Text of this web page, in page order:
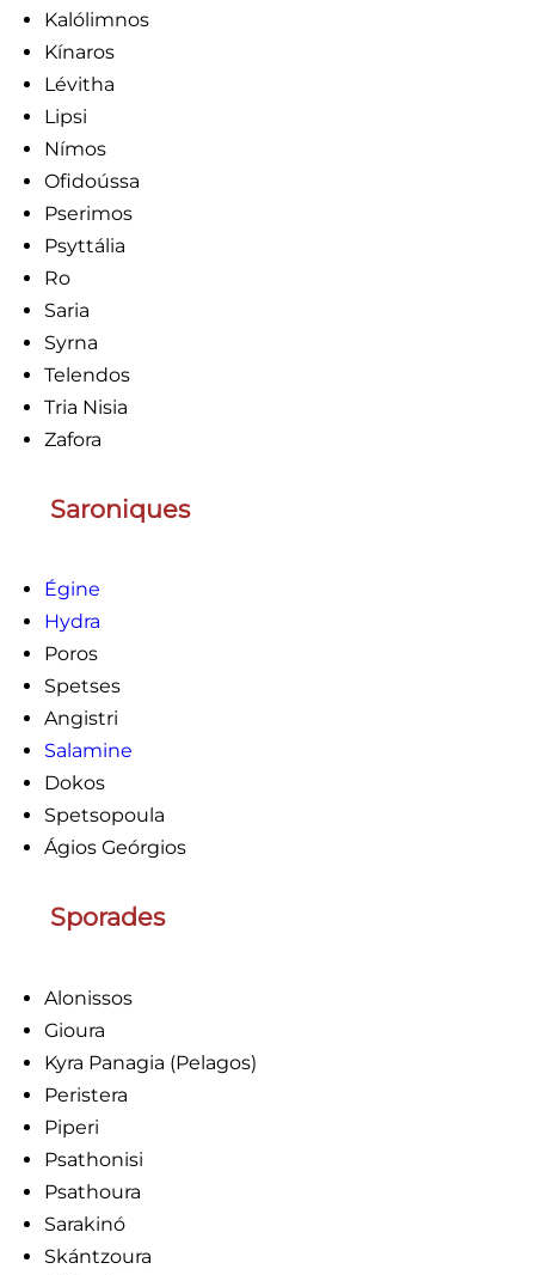
Kalólimnos
Kínaros
Lévitha
Lipsi
Nímos
Ofidoússa
Pserimos
Psyttália
Ro
Saria
Syrna
Telendos
Tria Nisia
Zafora
Saroniques
Égine
Hydra
Poros
Spetses
Angistri
Salamine
Dokos
Spetsopoula
Ágios Geórgios
Sporades
Alonissos
Gioura
Kyra Panagia (Pelagos)
Peristera
Piperi
Psathonisi
Psathoura
Sarakinó
Skántzoura